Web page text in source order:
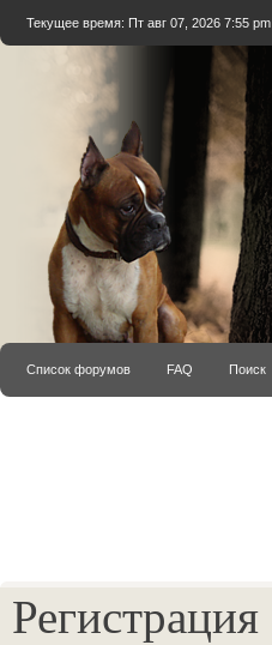
Текущее время: Пт авг 07, 2026 7:55 pm
Список форумов FAQ Поиск
Регистрация